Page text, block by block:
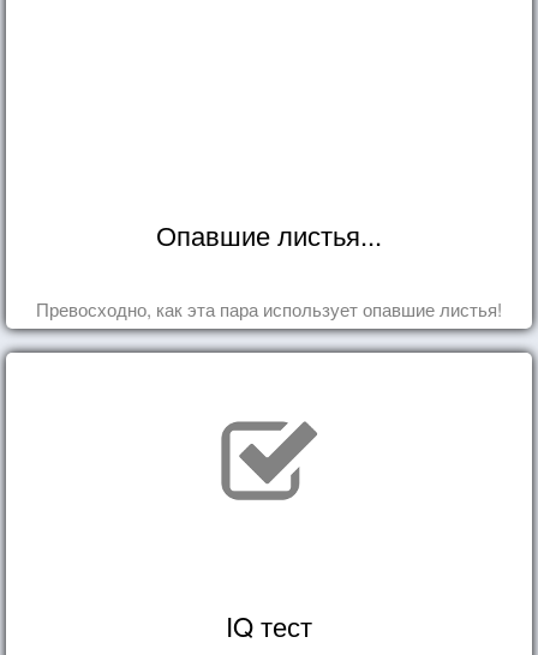
Опавшие листья...
Превосходно, как эта пара использует опавшие листья!
IQ тест